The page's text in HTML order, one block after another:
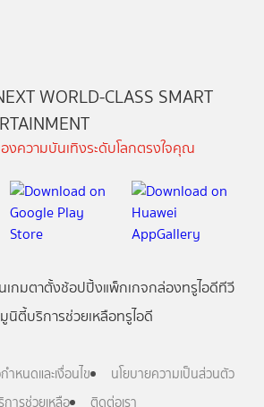
WORLD-CLASS SMART
งความบันเทิงระดับโลกตรงใจคุณ
เกมตาตั้งช้อปปิ้งแพ็กเกจกล่องทรูไอดีทีวี
นิตี้บริการช่วยเหลือทรูไอดี
ำหนดและเงื่อนไข
นโยบายความเป็นส่วนตัว
การช่วยเหลือ
ติดต่อเรา